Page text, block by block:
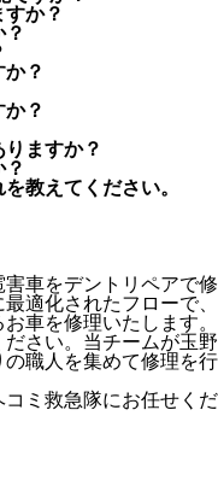
か？
？
？
ますか？
教えてください。
車をデントリペアで修
適化されたフローで、
車を修理いたします。
さい。当チームが玉野
職人を集めて修理を行
ミ救急隊にお任せくだ